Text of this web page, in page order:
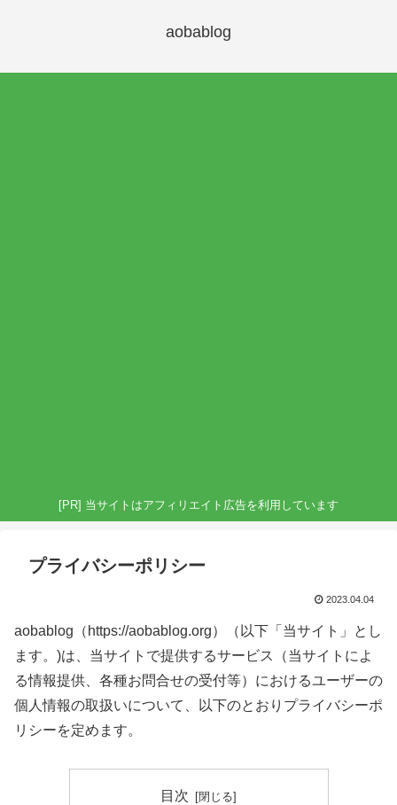
aobablog
[PR] 当サイトはアフィリエイト広告を利用しています
プライバシーポリシー
2023.04.04
aobablog（https://aobablog.org）（以下「当サイト」とし
ます。)は、当サイトで提供するサービス（当サイトによ
る情報提供、各種お問合せの受付等）におけるユーザーの
個人情報の取扱いについて、以下のとおりプライバシーポ
リシーを定めます。
目次